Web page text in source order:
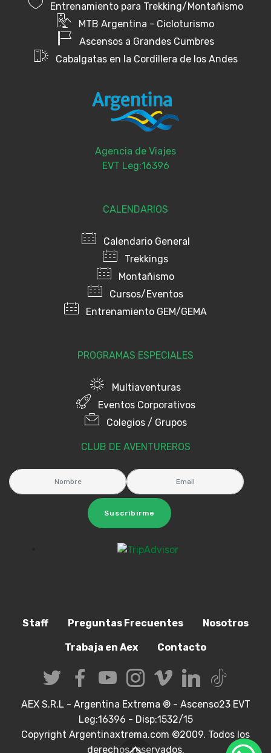
Entrenamiento para Trekking/Montañismo
MTB Argentina - Cicloturismo
Ascensos a Grandes Cumbres
Cabalgatas en la Cordillera de los Andes
Agencia de Viajes
EVT Leg:16396
CALENDARIOS
Calendario General
Trekkings
Montañismo
Cursos/Eventos
Entrenamiento GEM/GEMA
PROGRAMAS ESPECIALES
Multiaventuras
Eventos Corporativos
Colegios / Grupos
CLUB DE AVENTUREROS
Suscribirme
Staff Preguntas Frecuentes Nosotros
Trabaja en Aex Contacto
AEX S.R.L - Argentina Extrema ® - Ascenso23 EVT
Leg:16396 - Disp:1532/15
Copyright Argentinaxtrema.com ©2009. Todos los
derechos reservados.